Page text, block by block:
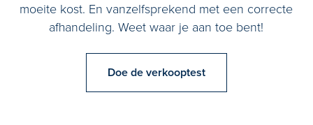
moeite kost. En vanzelfsprekend met een correcte
afhandeling. Weet waar je aan toe bent!
Doe de verkooptest